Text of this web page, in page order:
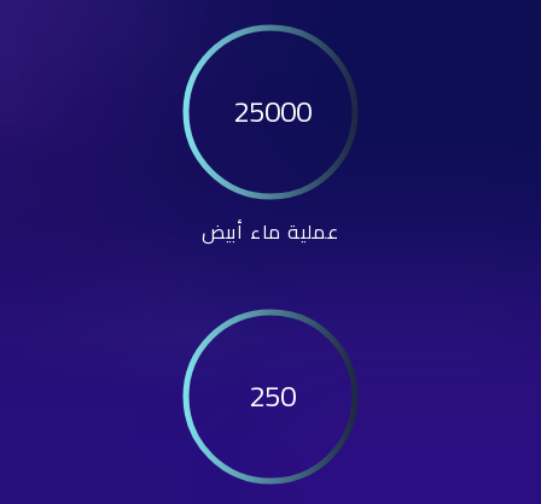
25000
عملية ماء أبيض
250